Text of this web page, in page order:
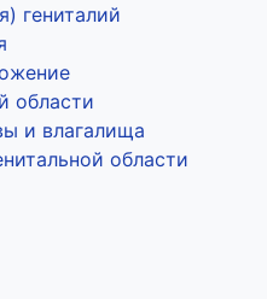
гениталий
области
и влагалища
области